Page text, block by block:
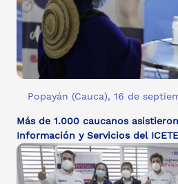
Popayán (Cauca), 16 de
Más de 1.000 caucanos
Información y Servicios del